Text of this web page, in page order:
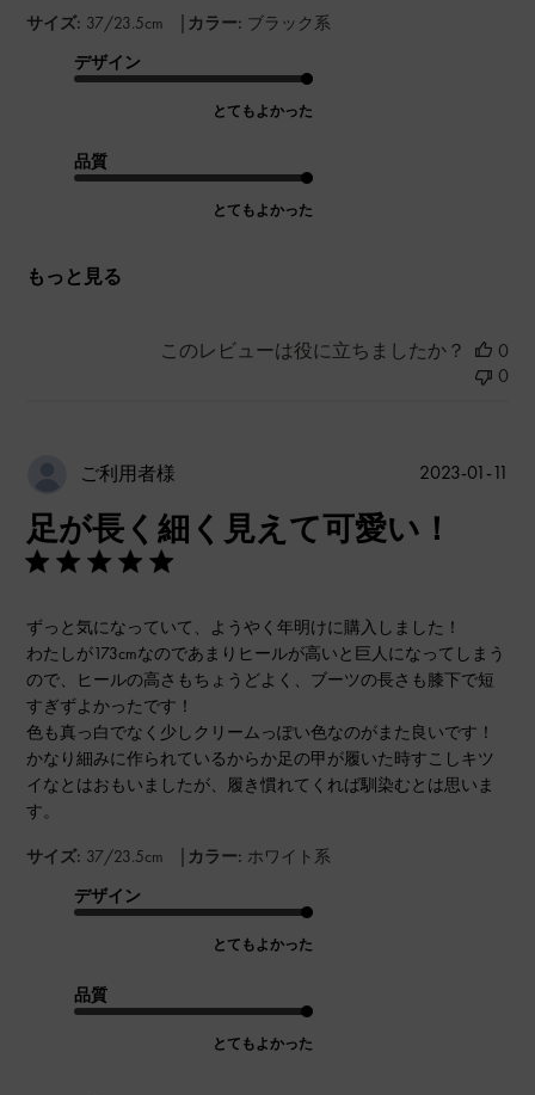
サイズ: 37/23.5cm | カラー: ブラック系
デザイン
とてもよかった
品質
とてもよかった
もっと見る
このレビューは役に立ちましたか？
0
0
ご利用者様
足が長く細く見えて可愛い！
ずっと気になっていて、ようやく年明けに購入しました！
わたしが173cmなのであまりヒールが高いと巨人になってしまう
ので、ヒールの高さもちょうどよく、ブーツの長さも膝下で短
すぎずよかったです！
色も真っ白でなく少しクリームっぽい色なのがまた良いです！
かなり細みに作られているからか足の甲が履いた時すこしキツ
イなとはおもいましたが、履き慣れてくれば馴染むとは思いま
す。
サイズ: 37/23.5cm | カラー: ホワイト系
デザイン
とてもよかった
品質
とてもよかった
2023-01-11